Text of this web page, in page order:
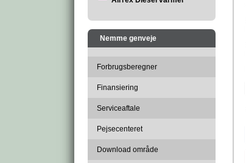
Nemme genveje
Forbrugsberegner
Finansiering
Serviceaftale
Pejsecenteret
Download område